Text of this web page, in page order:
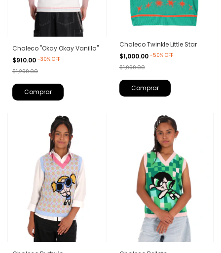
Chaleco "Okay Okay Vanilla"
$910.00 -30% OFF
$1,299.00
Comprar
Chaleco Twinkle Little Star
$1,000.00 -50% OFF
$1,999.00
Comprar